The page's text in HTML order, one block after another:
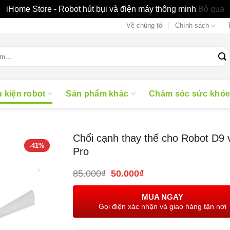
iHome Store - Robot hút bụi và điện máy thông minh Bỏ qua
Về chúng tôi Chính sách
kiện robot Sản phẩm khác Chăm sóc sức khỏe
-41%
Chổi cạnh thay thế cho Robot D9
Pro
85.000₫ Giá
85.000₫.
50.000₫Giá
là:
50.000₫.
MUA NGAY
Gọi điện xác nhận và giao hàng tận nơi